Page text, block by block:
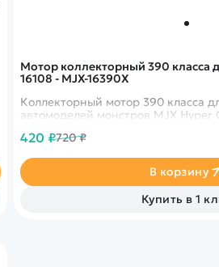
Мотор коллекторный 390 класса
16108 - MJX-16390X
Коллекторный мотор 390 класса
автомоделей монстров MJX Hyper
420 ₽720 ₽
В корзину
Купить в 1